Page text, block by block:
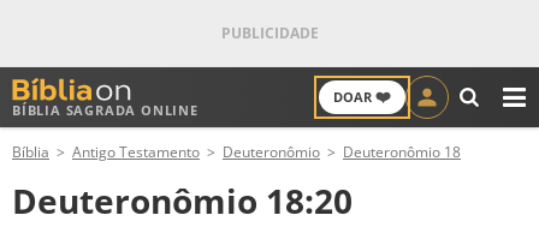
BÍBLIA SAGRADA ONLINE
DOAR ❤️
ANTIGO TESTAMENTO
NOVO TESTAMENTO
Bíblia Antigo Testamento Deuteronômio Deuteronômio 18
Deuteronômio 18:20